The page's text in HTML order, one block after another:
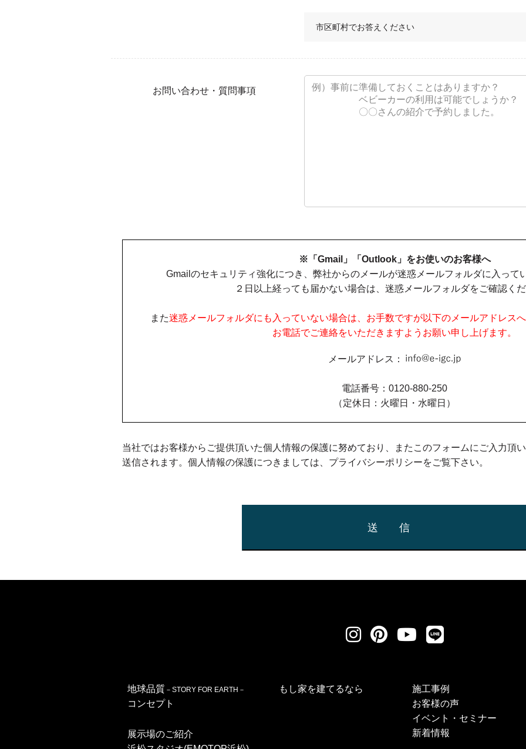
市区町村でお答えください
お問い合わせ・質問事項
※「Gmail」「Outlook」をお使いのお客様へ
Gmailのセキュリティ強化につき、弊社からのメールが迷惑メールフォルダに入って
２日以上経っても届かない場合は、迷惑メールフォルダをご確認く
また迷惑メールフォルダにも入っていない場合は、お手数ですが以下のメールアドレス
お電話でご連絡をいただきますようお願い申し上げます。
メールアドレス：
電話番号：0120-880-250
（定休日：火曜日・水曜日）
当社ではお客様からご提供頂いた個人情報の保護に努めており、またこのフォームにご入力頂
送信されます。個人情報の保護につきましては、 プライバシーポリシーをご覧下さい。
地球品質 －STORY FOR EARTH－
コンセプト
展示場のご紹介
もし家を建てるなら
施工事例
お客様の声
イベント・セミナー
新着情報